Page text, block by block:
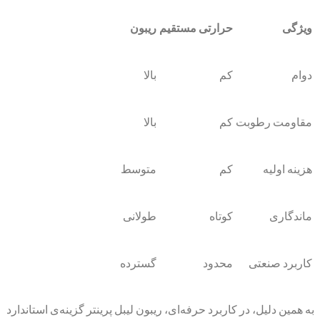
ویژگی حرارتی مستقیم ریبون
دوام کم بالا
مقاومت رطوبت کم بالا
هزینه اولیه کم متوسط
ماندگاری کوتاه طولانی
کاربرد صنعتی محدود گسترده
به همین دلیل، در کاربرد حرفه‌ای، ریبون لیبل پرینتر گزینه‌ی استاندارد